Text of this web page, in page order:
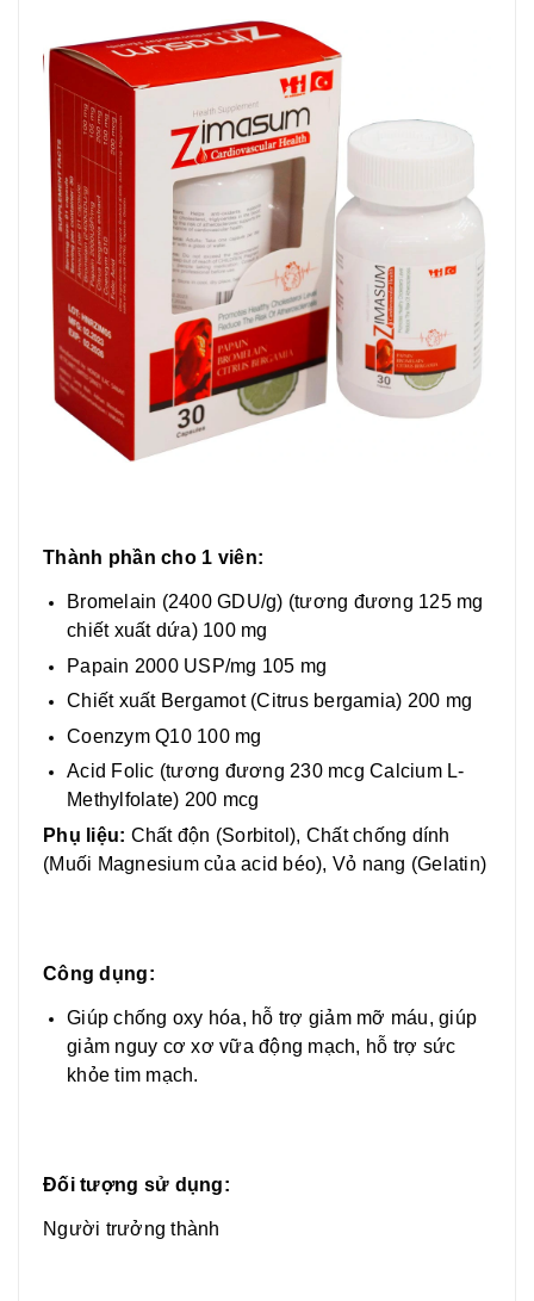
Thành phần cho 1 viên:
Bromelain (2400 GDU/g) (tương đương 125 mg
chiết xuất dứa) 100 mg
Papain 2000 USP/mg 105 mg
Chiết xuất Bergamot (Citrus bergamia) 200 mg
Coenzym Q10 100 mg
Acid Folic (tương đương 230 mcg Calcium L-
Methylfolate) 200 mcg
Phụ liệu: Chất độn (Sorbitol), Chất chống dính
(Muối Magnesium của acid béo), Vỏ nang (Gelatin)
Công dụng:
Giúp chống oxy hóa, hỗ trợ giảm mỡ máu, giúp
giảm nguy cơ xơ vữa động mạch, hỗ trợ sức
khỏe tim mạch.
Đối tượng sử dụng:
Người trưởng thành